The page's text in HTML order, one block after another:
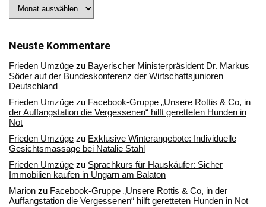
Sie
Archiv
Neuste Kommentare
Frieden Umzüge zu Bayerischer Ministerpräsident Dr. Markus
Söder auf der Bundeskonferenz der Wirtschaftsjunioren
Deutschland
Frieden Umzüge zu Facebook-Gruppe „Unsere Rottis & Co, in
der Auffangstation die Vergessenen“ hilft geretteten Hunden in
Not
Frieden Umzüge zu Exklusive Winterangebote: Individuelle
Gesichtsmassage bei Natalie Stahl
Frieden Umzüge zu Sprachkurs für Hauskäufer: Sicher
Immobilien kaufen in Ungarn am Balaton
Marion zu Facebook-Gruppe „Unsere Rottis & Co, in der
Auffangstation die Vergessenen“ hilft geretteten Hunden in Not